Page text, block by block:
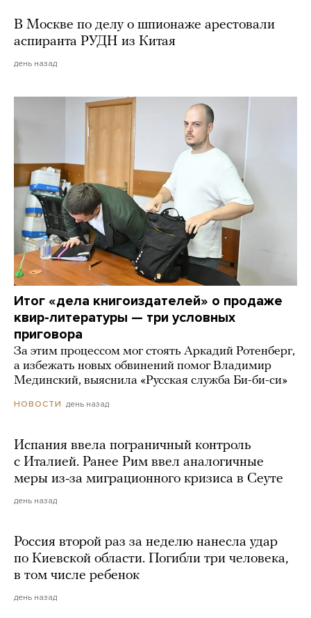
В Москве по делу о шпионаже арестовали
аспиранта РУДН из Китая
день назад
Итог «дела книгоиздателей» о продаже
квир-литературы — три условных
приговора
За этим процессом мог стоять Аркадий Ротенберг,
а избежать новых обвинений помог Владимир
Мединский, выяснила «Русская служба Би-би-си»
НОВОСТИ день назад
Испания ввела пограничный контроль
с Италией. Ранее Рим ввел аналогичные
меры из-за миграционного кризиса в Сеуте
день назад
Россия второй раз за неделю нанесла удар
по Киевской области. Погибли три человека,
в том числе ребенок
день назад